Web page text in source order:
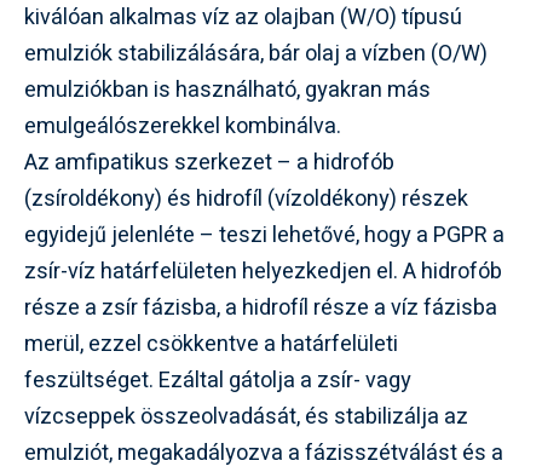
kiválóan alkalmas víz az olajban (W/O) típusú
emulziók stabilizálására, bár olaj a vízben (O/W)
emulziókban is használható, gyakran más
emulgeálószerekkel kombinálva.
Az amfipatikus szerkezet – a hidrofób
(zsíroldékony) és hidrofíl (vízoldékony) részek
egyidejű jelenléte – teszi lehetővé, hogy a PGPR a
zsír-víz határfelületen helyezkedjen el. A hidrofób
része a zsír fázisba, a hidrofíl része a víz fázisba
merül, ezzel csökkentve a határfelületi
feszültséget. Ezáltal gátolja a zsír- vagy
vízcseppek összeolvadását, és stabilizálja az
emulziót, megakadályozva a fázisszétválást és a